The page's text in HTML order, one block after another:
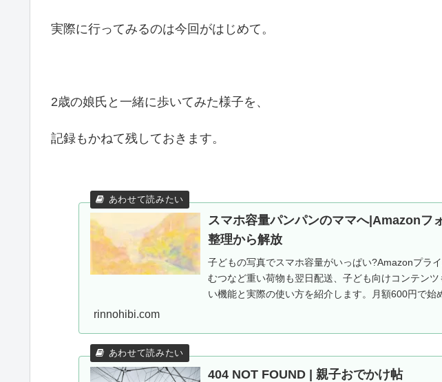
実際に行ってみるのは今回がはじめて。
2歳の娘氏と一緒に歩いてみた様子を、
記録もかねて残しておきます。
スマホ容量パンパンのママへ|Amazonフ
整理から解放
子どもの写真でスマホ容量がいっぱい?Amazonプラ
むつなど重い荷物も翌日配送、子ども向けコンテン
い機能と実際の使い方を紹介します。月額600円で始
rinnohibi.com
404 NOT FOUND | 親子おでかけ帖